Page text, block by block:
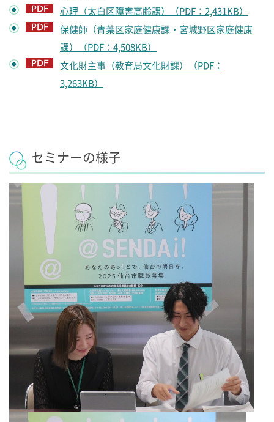
心理（太白区障害高齢課）（PDF：2,431KB）
保健師（青葉区家庭健康課・宮城野区家庭健康
課）（PDF：4,508KB）
文化財主事（教育局文化財課）（PDF：
3,263KB）
セミナーの様子